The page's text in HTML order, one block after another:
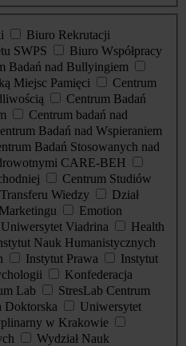
Biuro Rekrutacji
SWPS
Biuro Współpracy
Badań nad Bullyingiem
Miejsc Pamięci
Centrum
Centrum Badań
Centrum badań nad
Badań nad Wspieraniem
Badań Stosowanych nad
CARE-BEH
Centrum Studiów
Wiedzy
Dział
Emotion
Viadrina
Health
Nauk Humanistycznych
Instytut Prawa
Instytut
Konfederacja
Lab
StresLab Centrum
Doktorska
Uniwersytet
w Krakowie
Wydział Nauk